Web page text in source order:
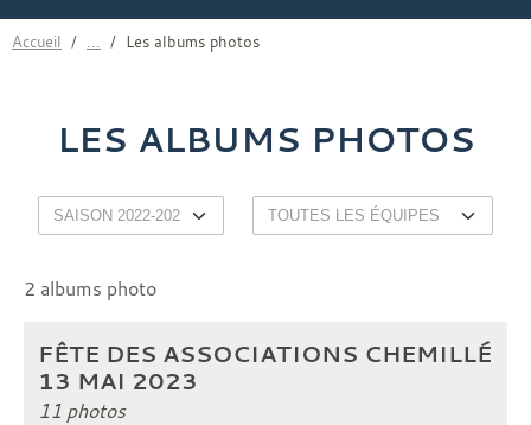
Accueil Les albums photos
LES ALBUMS PHOTOS
2 albums photo
FÊTE DES ASSOCIATIONS CHEMILLÉ
13 MAI 2023
11 photos